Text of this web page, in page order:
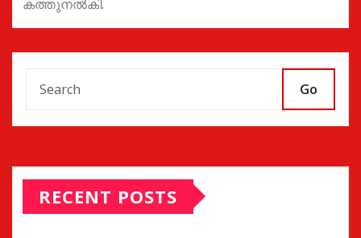
കത്തുനല്‍കി.
Go
RECENT POSTS